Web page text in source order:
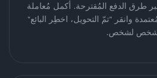
طرق الدفع المُقترحة. أكمل مُعاملة
وانقر "تمّ التحويل، اخطِر البائع"